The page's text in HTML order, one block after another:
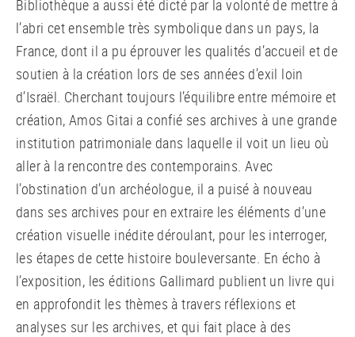
Bibliothèque a aussi été dicté par la volonté de mettre à
l’abri cet ensemble très symbolique dans un pays, la
France, dont il a pu éprouver les qualités d’accueil et de
soutien à la création lors de ses années d’exil loin
d’Israël. Cherchant toujours l’équilibre entre mémoire et
création, Amos Gitai a confié ses archives à une grande
institution patrimoniale dans laquelle il voit un lieu où
aller à la rencontre des contemporains. Avec
l’obstination d’un archéologue, il a puisé à nouveau
dans ses archives pour en extraire les éléments d’une
création visuelle inédite déroulant, pour les interroger,
les étapes de cette histoire bouleversante. En écho à
l’exposition, les éditions Gallimard publient un livre qui
en approfondit les thèmes à travers réflexions et
analyses sur les archives, et qui fait place à des